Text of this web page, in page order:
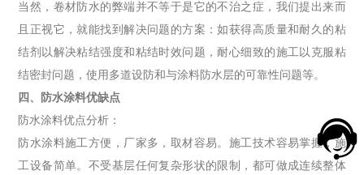
当然，卷材防水的弊端并不等于是它的不治之症，我们提出来而
且正视它，就能找到解决问题的方案：如获得高质量和耐久的粘
结剂以解决粘结强度和粘结时效问题，耐心细致的施工以克服粘
结密封问题，使用多道设防和与涂料防水层的可靠性问题等。
四、防水涂料优缺点
防水涂料优点分析：
防水涂料施工方便，厂家多，取材容易。施工技术容易掌握，施
工设备简单。不受基层任何复杂形状的限制，都可做成连续整体